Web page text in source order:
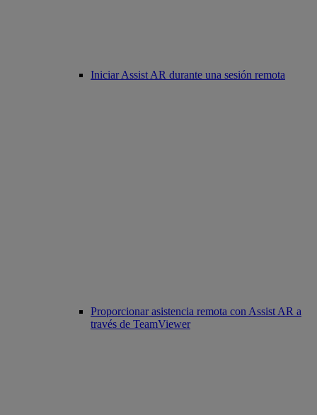
Iniciar Assist AR durante una sesión remota
Proporcionar asistencia remota con Assist AR a
través de TeamViewer